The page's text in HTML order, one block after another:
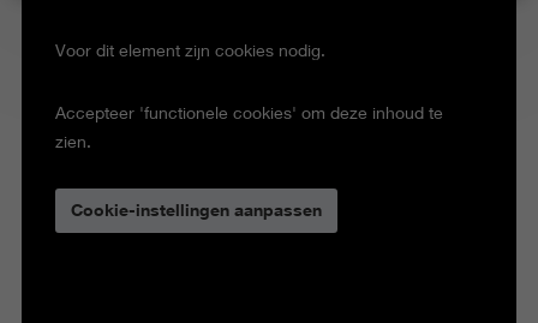
Voor dit element zijn cookies nodig.
Accepteer 'functionele cookies' om deze inhoud te
zien.
Cookie-instellingen aanpassen